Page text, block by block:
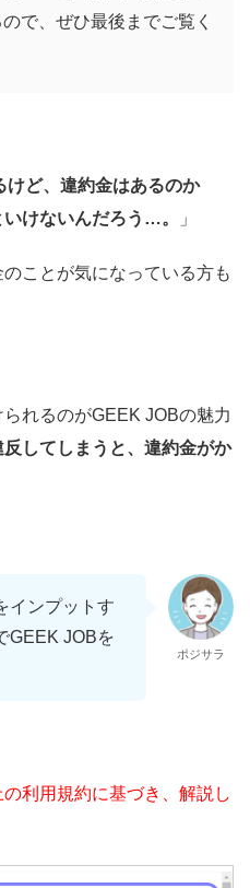
で、ぜひ最後までご覧く
ど、違約金はあるのか
けないんだろう…。
」
ことが気になっている方も
れるのがGEEK JOBの魅力
してしまうと、違約金がか
インプットす
GEEK JOBを
ポジサラ
利用規約に基づき、解説し